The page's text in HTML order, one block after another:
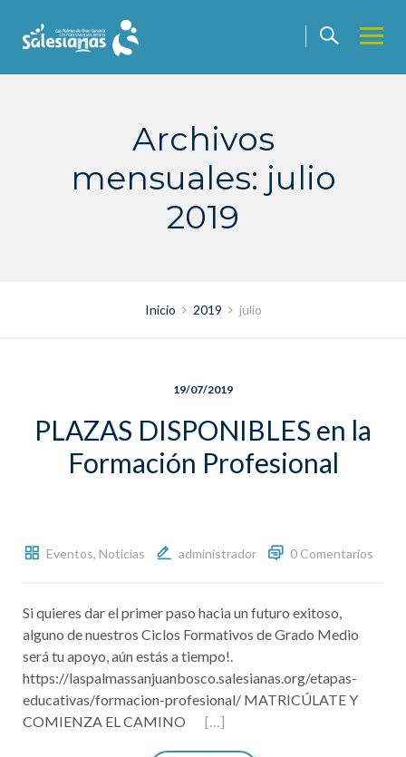
contenido
Archivos
mensuales: julio
2019
Inicio 2019 julio
19/07/2019
PLAZAS DISPONIBLES en la
Formación Profesional
Eventos, Noticias administrador 0 Comentarios
Si quieres dar el primer paso hacia un futuro exitoso,
alguno de nuestros Ciclos Formativos de Grado Medio
será tu apoyo, aún estás a tiempo!.
https://laspalmassanjuanbosco.salesianas.org/etapas-
educativas/formacion-profesional/ MATRICÚLATE Y
COMIENZA EL CAMINO […]